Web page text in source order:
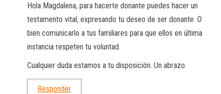
Hola Magdalena, para hacerte donante puedes hacer un
testamento vital, expresando tu deseo de ser donante. O
bien comunicarlo a tus familiares para que ellos en última
instancia respeten tu voluntad.
Cualquier duda estamos a tu disposición. Un abrazo.
Responder